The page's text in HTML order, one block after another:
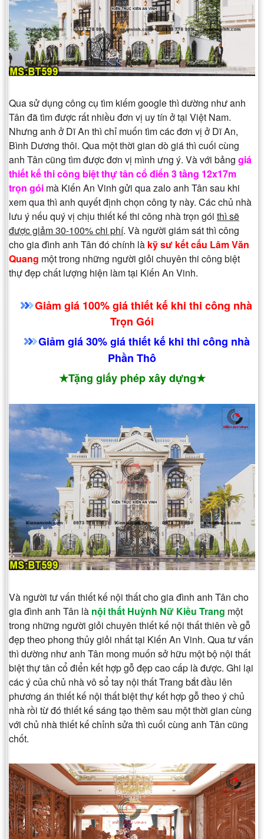
Qua sử dụng công cụ tìm kiếm google thì dường như anh
Tân đã tìm được rất nhiều đơn vị uy tín ở tại Việt Nam.
Nhưng anh ở Dĩ An thì chỉ muốn tìm các đơn vị ở Dĩ An,
Bình Dương thôi. Qua một thời gian dò giá thì cuối cùng
anh Tân cũng tìm được đơn vị mình ưng ý. Và với bảng giá
thiết kế thi công biệt thự tân cổ điển 3 tầng 12x17m
trọn gói mà Kiến An Vinh gửi qua zalo anh Tân sau khi
xem qua thì anh quyết định chọn công ty này. Các chủ nhà
lưu ý nếu quý vị chịu thiết kế thi công nhà trọn gói thì sẽ
được giảm 30-100% chi phí. Và người giám sát thì công
cho gia đình anh Tân đó chính là kỹ sư kết cấu Lâm Văn
Quang một trong những người giỏi chuyên thi công biệt
thự đẹp chất lượng hiện làm tại Kiến An Vinh.
Giảm giá 100% giá thiết kế khi thi công nhà
Trọn Gói
Giảm giá 30% giá thiết kế khi thi công nhà
Phần Thô
★Tặng giấy phép xây dựng★
Và người tư vấn thiết kế nội thất cho gia đình anh Tân cho
gia đình anh Tân là nội thất Huỳnh Nữ Kiều Trang một
trong những người giỏi chuyên thiết kế nội thất thiên về gỗ
đẹp theo phong thủy giỏi nhất tại Kiến An Vinh. Qua tư vấn
thì dường như anh Tân mong muốn sở hữu một bộ nội thất
biệt thự tân cổ điển kết hợp gỗ đẹp cao cấp là được. Ghi lại
các ý của chủ nhà vô sổ tay nội thất Trang bắt đầu lên
phương án thiết kế nội thất biệt thự kết hợp gỗ theo ý chủ
nhà rồi từ đó thiết kế sáng tạo thêm sau một thời gian cùng
với chủ nhà thiết kế chỉnh sửa thì cuối cùng anh Tân cũng
chốt.